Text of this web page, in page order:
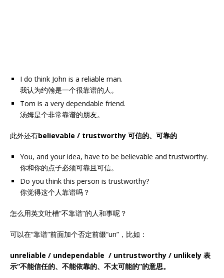
I do think John is a reliable man.
我认为约翰是一个很靠谱的人。
Tom is a very dependable friend.
汤姆是个非常靠谱的朋友。
此外还有believable / trustworthy 可信的、可靠的
You, and your idea, have to be believable and trustworthy.
你和你的点子必须可靠且可信。
Do you think this person is trustworthy?
你觉得这个人靠谱吗？
怎么用英文吐槽“不靠谱”的人和事呢？
可以在“靠谱”前面加个否定前缀“un”，比如：
unreliable / undependable / untrustworthy / unlikely 表
示“不能信任的、不能依靠的、不太可能的”的意思。